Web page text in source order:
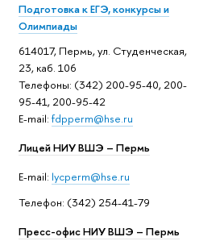
Подготовка к ЕГЭ, конкурсы и
Олимпиады
614017, Пермь, ул. Студенческая,
23, каб. 106
Телефоны: (342) 200-95-40, 200-
95-41, 200-95-42
E-mail: fdpperm@hse.ru
Лицей НИУ ВШЭ – Пермь
E-mail: lycperm@hse.ru
Телефон: (342) 254-41-79
Пресс-офис НИУ ВШЭ – Пермь